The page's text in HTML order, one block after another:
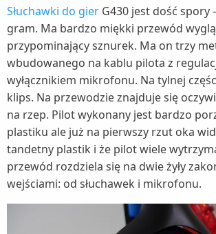
Słuchawki do gier G430 jest dość spory
gram. Ma bardzo miękki przewód
przypominający sznurek. Ma on trzy
wbudowanego na kablu pilota z
wyłącznikiem mikrofonu. Na tylnej
klips. Na przewodzie znajduje się
na rzep. Pilot wykonany jest bardzo
plastiku ale już na pierwszy rzut oka
tandetny plastik i że pilot wiele
przewód rozdziela się na dwie żyły
wejściami: od słuchawek i mikrofonu.